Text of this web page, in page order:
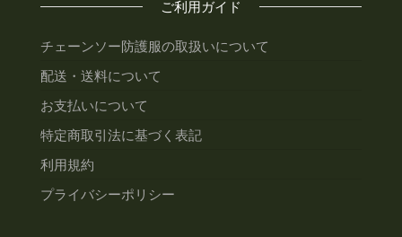
ご利用ガイド
チェーンソー防護服の取扱いについて
配送・送料について
お支払いについて
特定商取引法に基づく表記
利用規約
プライバシーポリシー